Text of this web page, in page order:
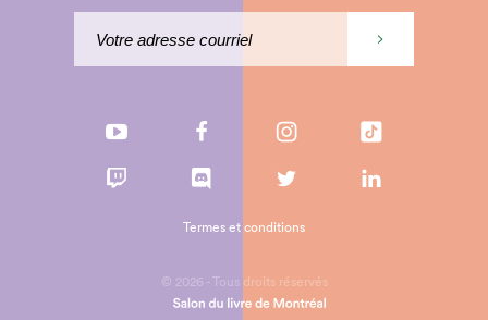
© 2026 - Tous droits réservés
Termes et conditions